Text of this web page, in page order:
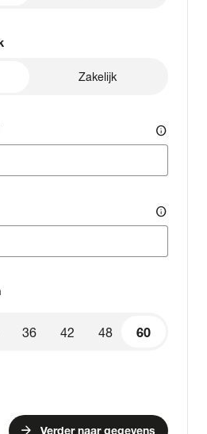
Zakelijk
info
info
60
36 42 48 60
Verder naar gegevens